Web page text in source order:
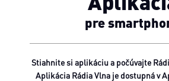
pre
Stiahnite si aplikáciu a počúvajte
Aplikácia Rádia Vlna je dostupná v